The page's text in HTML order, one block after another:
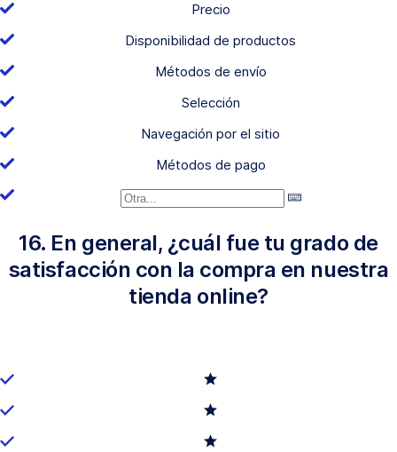
Precio
Disponibilidad de productos
Métodos de envío
Selección
Navegación por el sitio
Métodos de pago
16. En general, ¿cuál fue tu grado de
satisfacción con la compra en nuestra
tienda online?